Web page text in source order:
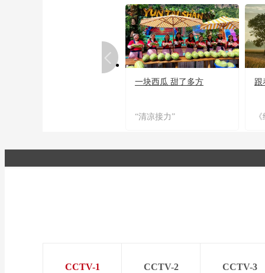
一块西瓜 甜了多方
“清凉接力”
跟
CCTV-1
CCTV-2
CCTV-3